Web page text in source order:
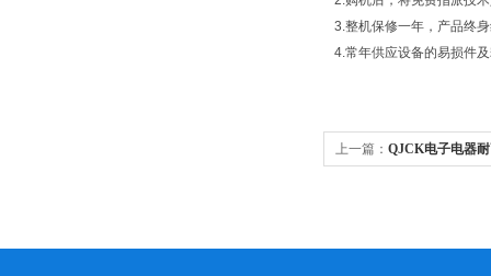
3.整机保修一年，产品终
4.常年供应设备的易损件
上一篇： QJCK电子电器